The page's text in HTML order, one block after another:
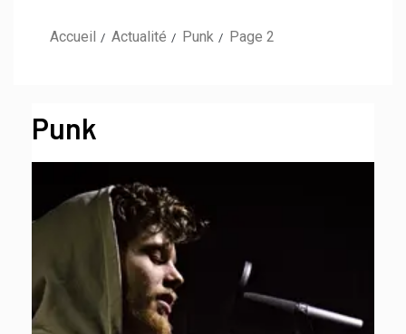
Accueil Actualité Punk Page 2
Punk